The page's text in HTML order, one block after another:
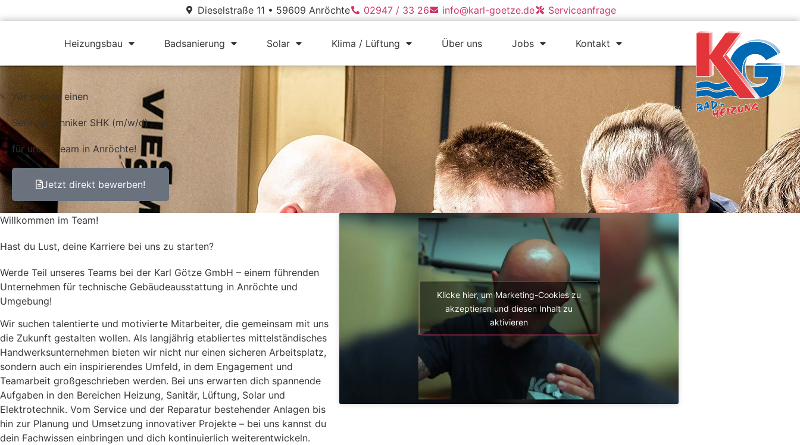
Dieselstraße 11 • 59609 Anröchte 02947 / 33 26 info@karl-goetze.de Serviceanfrage
Heizungsbau Badsanierung Solar Klima / Lüftung Über uns Jobs Kontakt
Wir suchen einen
Servicetechniker SHK (m/w/d)
für unser Team in Anröchte!
Jetzt direkt bewerben!
Willkommen im Team!
Hast du Lust, deine Karriere bei uns zu starten?
Werde Teil unseres Teams bei der Karl Götze GmbH – einem führenden
Unternehmen für technische Gebäudeausstattung in Anröchte und
Umgebung!
Wir suchen talentierte und motivierte Mitarbeiter, die gemeinsam mit uns
die Zukunft gestalten wollen. Als langjährig etabliertes mittelständisches
Handwerksunternehmen bieten wir nicht nur einen sicheren Arbeitsplatz,
sondern auch ein inspirierendes Umfeld, in dem Engagement und
Teamarbeit großgeschrieben werden. Bei uns erwarten dich spannende
Aufgaben in den Bereichen Heizung, Sanitär, Lüftung, Solar und
Elektrotechnik. Vom Service und der Reparatur bestehender Anlagen bis
hin zur Planung und Umsetzung innovativer Projekte – bei uns kannst du
dein Fachwissen einbringen und dich kontinuierlich weiterentwickeln.
Klicke hier, um Marketing-Cookies zu
akzeptieren und diesen Inhalt zu
aktivieren